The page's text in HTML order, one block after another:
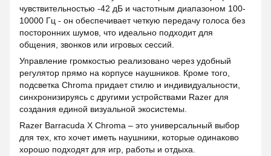
чувствительностью -42 дБ и частотным диапазоном 100-
10000 Гц - он обеспечивает четкую передачу голоса без
посторонних шумов, что идеально подходит для
общения, звонков или игровых сессий.
Управление громкостью реализовано через удобный
регулятор прямо на корпусе наушников. Кроме того,
подсветка Chroma придает стилю и индивидуальности,
синхронизируясь с другими устройствами Razer для
создания единой визуальной экосистемы.
Razer Barracuda X Chroma – это универсальный выбор
для тех, кто хочет иметь наушники, которые одинаково
хорошо подходят для игр, работы и отдыха.